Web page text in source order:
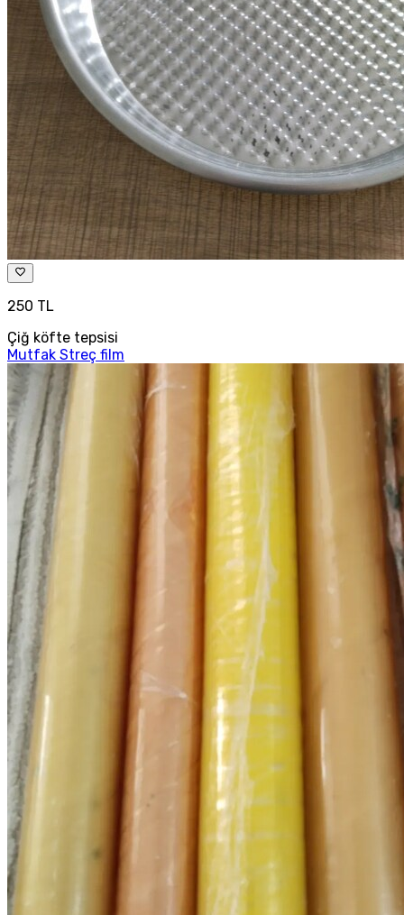
250 TL
Çiğ köfte tepsisi
Mutfak Streç film